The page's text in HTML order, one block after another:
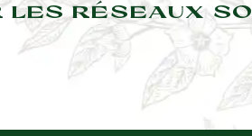
LES RÉSEAUX